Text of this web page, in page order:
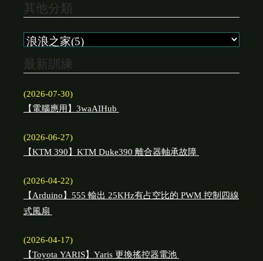
其他分類
最新訓練
(2026-07-30)
【電腦應用】3waAIHub
(2026-06-27)
【KTM 390】KTM Duke390 離合器軸承故障
(2026-04-22)
【Arduino】555 輸出 25KHz有占空比的 PWM 控制四線
式風扇
(2026-04-17)
【Toyota YARIS】Yaris 更換搖控器電池